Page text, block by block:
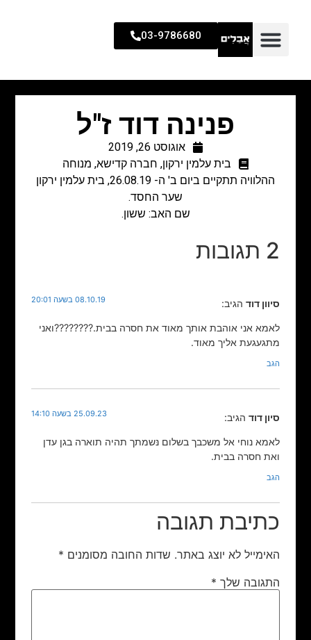
03-9786680
פנינה דוד ז"ל
אוגוסט 26, 2019
בית עלמין ירקון, חברה קדישא, מנוחה
ההלוויה תתקיים ביום ב' ה- 26.08.19, בית עלמין ירקון
שער החסד.
שם האב: ששון.
2 תגובות
סיוון דוד הגיב: 08.10.19 בשעה 20:01
לאמא אני אוהבת אותך מאוד את חסרה בבית.????????ואני
מתגעגעת אליך מאוד.
הגב
סיון דוד הגיב: 25.09.23 בשעה 14:10
לאמא נוחי אל משכבך בשלום נּשמתך תהיה תוארה בגן עדן
ואת חסרה בבית.
הגב
כתיבת תגובה
האימייל לא יוצג באתר. שדות החובה מסומנים *
התגובה שלך *